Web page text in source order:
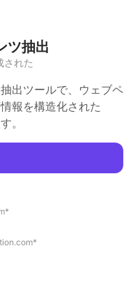
ツ抽出
された
出ツールで、ウェブペ
報を構造化された
。